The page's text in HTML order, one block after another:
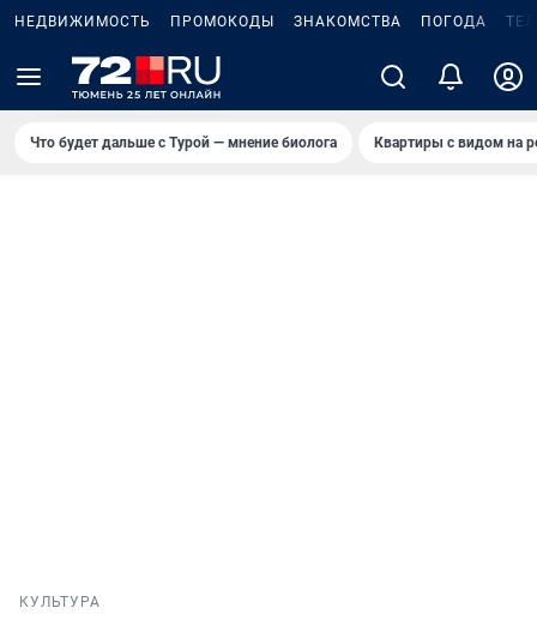
НЕДВИЖИМОСТЬ ПРОМОКОДЫ ЗНАКОМСТВА ПОГОДА
Что будет дальше с Турой — мнение биолога Квартиры с видом на
КУЛЬТУРА